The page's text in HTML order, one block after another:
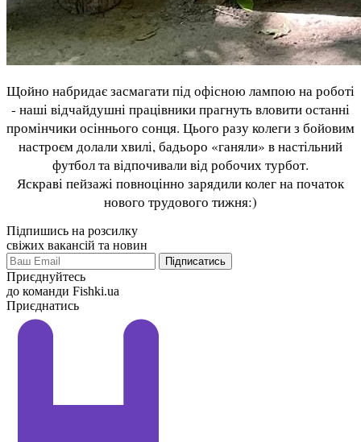
Щойно набридає засмагати під офісною лампою на роботі
- наші відчайдушні працівники прагнуть вловити останні
промінчики осіннього сонця. Цього разу колеги з бойовим
настроєм долали хвилі, бадьоро «ганяли» в настільний
футбол та відпочивали від робочих турбот.
Яскраві пейзажі повноцінно зарядили колег на початок
нового трудового тижня:)
Підпишись на розсилку
свіжих вакансій та новин
Приєднуйтесь
до команди Fishki.ua
Приєднатись